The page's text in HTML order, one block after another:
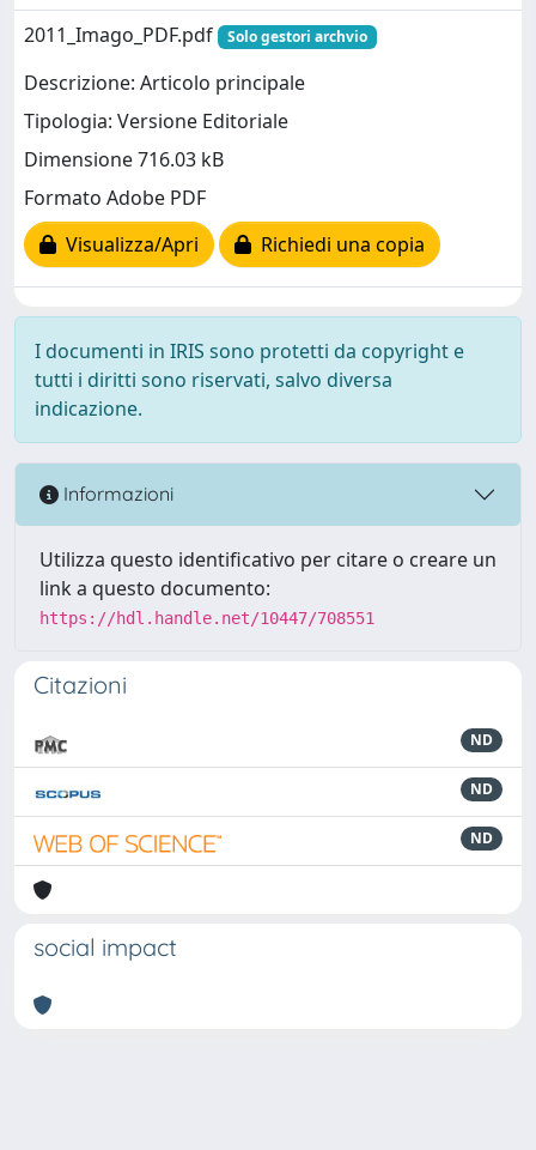
2011_Imago_PDF.pdf
Solo gestori archvio
Descrizione: Articolo principale
Tipologia: Versione Editoriale
Dimensione 716.03 kB
Formato Adobe PDF
Visualizza/Apri
Richiedi una copia
I documenti in IRIS sono protetti da copyright e
tutti i diritti sono riservati, salvo diversa
indicazione.
Informazioni
Utilizza questo identificativo per citare o creare un
link a questo documento:
https://hdl.handle.net/10447/708551
Citazioni
ND
ND
ND
social impact